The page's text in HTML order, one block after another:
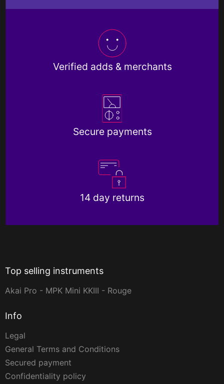
Verified adds & merchants
Secure payments
14 day returns
Top selling instruments
Akai Pro - MPK Mini KKIII - Rouge
Info
Legal
General Terms and Conditions
Secured payment
Confidentiality policy